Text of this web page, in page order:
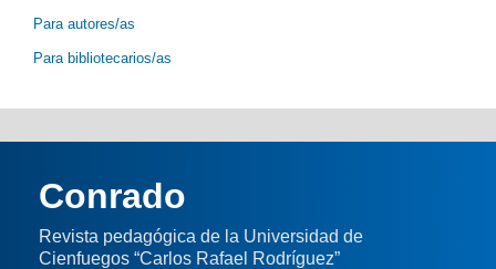
Para autores/as
Para bibliotecarios/as
Conrado
Revista pedagógica de la Universidad de
Cienfuegos “Carlos Rafael Rodríguez”